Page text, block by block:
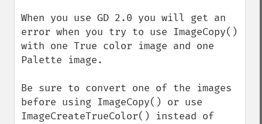
When you use GD 2.0 you will get an
error when you try to use ImageCopy()
with one True color image and one
Palette image.
Be sure to convert one of the images
before using ImageCopy() or use
ImageCreateTrueColor() instead of